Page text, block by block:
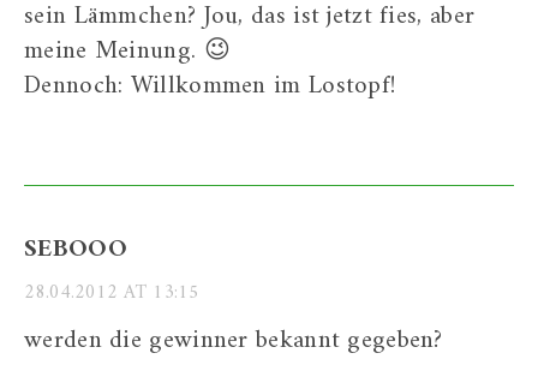
sein Lämmchen? Jou, das ist jetzt fies, aber
meine Meinung. 😉
Dennoch: Willkommen im Lostopf!
SEBOOO
28.04.2012 AT 13:15
werden die gewinner bekannt gegeben?